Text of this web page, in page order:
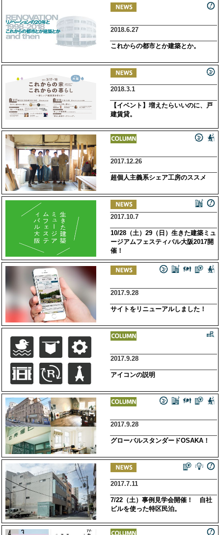
2018.6.27
これからの都市とか建築とか。
2018.3.1
【イベント】増えたらいいのに、戸
建賃貸。
2017.12.26
超個人主義系シェア工房のススメ
2017.10.7
10/28（土）29（日）生きた建築ミュ
ージアムフェスティバル大阪2017開
催！
2017.9.28
サイトをリニューアルしました！
2017.9.28
アイコンの説明
2017.9.28
グローバルスタンダードOSAKA！
2017.7.11
7/22（土）事例見学会開催！ 自社
ビルを使った特区民泊。